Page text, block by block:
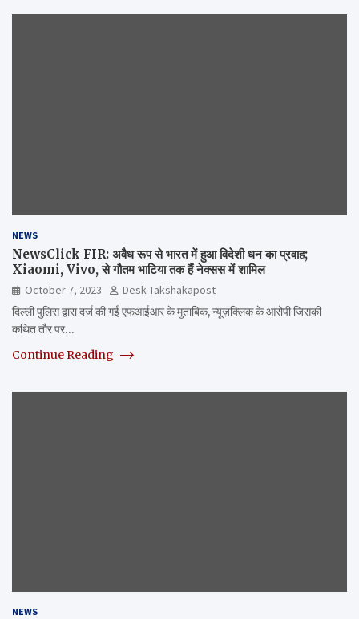
NEWS
NewsClick FIR: अवैध रूप से भारत में हुआ विदेशी धन का प्रवाह;
Xiaomi, Vivo, से गौतम भाटिया तक हैं नेक्सस में शामिल
October 7, 2023
Desk Takshakapost
दिल्ली पुलिस द्वारा दर्ज की गई एफआईआर के मुताबिक, न्यूज़क्लिक के आरोपी जिसकी
कथित तौर पर…
Continue Reading
NEWS